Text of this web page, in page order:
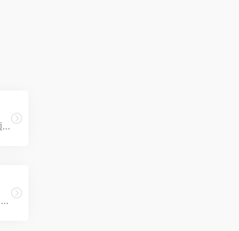
免费在线TikTok和抖音视频下载器。去除水印，无需安装任何应用即可立即保存高清质量视频。快速、易于使用且完全免费。
抖音精选主动为用户挖掘和展示那些在创意、制作、知识性、趣味性或情感共鸣等方面表现突出的视频，是用户快速发现优质创作者和精彩内容的捷径。